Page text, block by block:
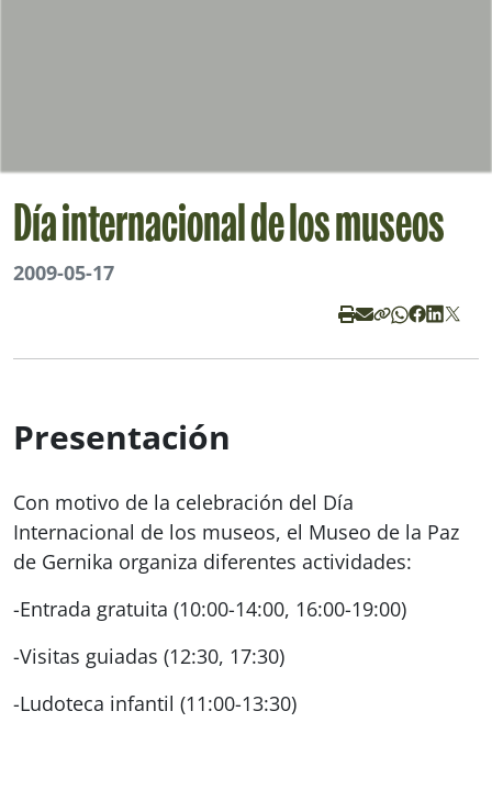
Día internacional de los museos
2009-05-17
Presentación
Con motivo de la celebración del Día
Internacional de los museos, el Museo de la Paz
de Gernika organiza diferentes actividades:
-Entrada gratuita (10:00-14:00, 16:00-19:00)
-Visitas guiadas (12:30, 17:30)
-Ludoteca infantil (11:00-13:30)